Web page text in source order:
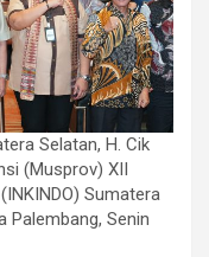
Selatan, H. Cik
(Musprov) XII
Sumatera
Palembang, Senin